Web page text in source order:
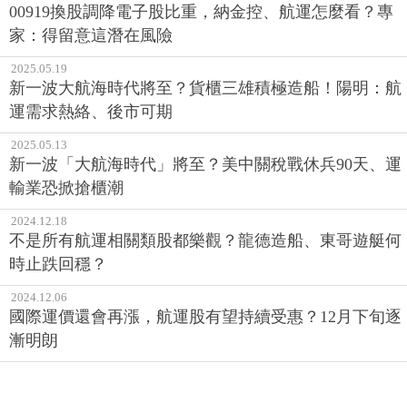
00919換股調降電子股比重，納金控、航運怎麼看？專
家：得留意這潛在風險
2025.05.19
新一波大航海時代將至？貨櫃三雄積極造船！陽明：航
運需求熱絡、後市可期
2025.05.13
新一波「大航海時代」將至？美中關稅戰休兵90天、運
輸業恐掀搶櫃潮
2024.12.18
不是所有航運相關類股都樂觀？龍德造船、東哥遊艇何
時止跌回穩？
2024.12.06
國際運價還會再漲，航運股有望持續受惠？12月下旬逐
漸明朗